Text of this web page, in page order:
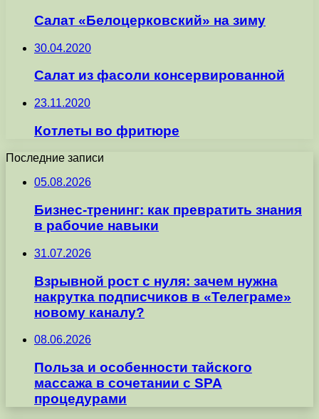
Салат «Белоцерковский» на зиму
30.04.2020
Салат из фасоли консервированной
23.11.2020
Котлеты во фритюре
Последние записи
05.08.2026
Бизнес-тренинг: как превратить знания
в рабочие навыки
31.07.2026
Взрывной рост с нуля: зачем нужна
накрутка подписчиков в «Телеграме»
новому каналу?
08.06.2026
Польза и особенности тайского
массажа в сочетании с SPA
процедурами